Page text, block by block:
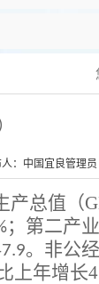
：中国宜良管理员
产总值（
；第二产业
。非公
上年增长